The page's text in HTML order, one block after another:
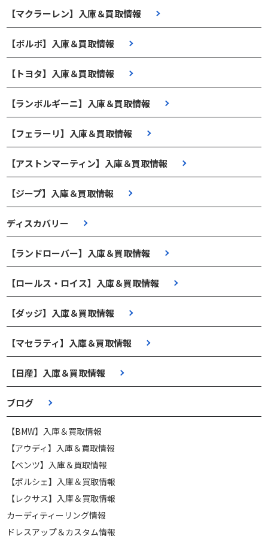
【マクラーレン】入庫＆買取情報
【ボルボ】入庫＆買取情報
【トヨタ】入庫＆買取情報
【ランボルギーニ】入庫＆買取情報
【フェラーリ】入庫＆買取情報
【アストンマーティン】入庫＆買取情報
【ジープ】入庫＆買取情報
ディスカバリー
【ランドローバー】入庫＆買取情報
【ロールス・ロイス】入庫＆買取情報
【ダッジ】入庫＆買取情報
【マセラティ】入庫＆買取情報
【日産】入庫＆買取情報
ブログ
【BMW】入庫＆買取情報
【アウディ】入庫＆買取情報
【ベンツ】入庫＆買取情報
【ポルシェ】入庫＆買取情報
【レクサス】入庫＆買取情報
カーディティーリング情報
ドレスアップ＆カスタム情報